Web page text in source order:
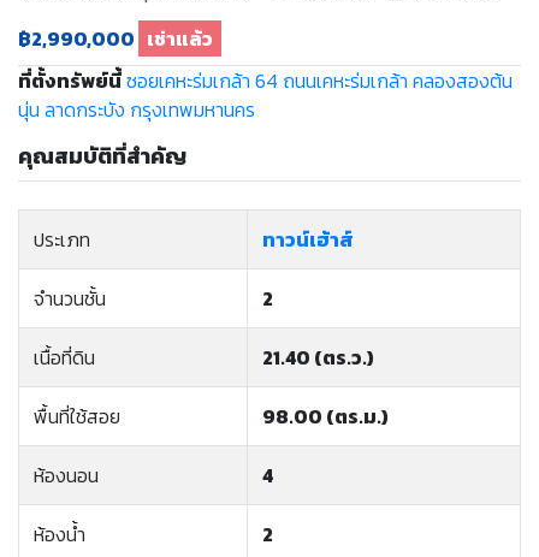
฿2,990,000 เช่าแล้ว
ที่ตั้งทรัพย์นี้ซอยเคหะร่มเกล้า 64 ถนนเคหะร่มเกล้า คลองสองต้น
นุ่น ลาดกระบัง กรุงเทพมหานคร
คุณสมบัติที่สำคัญ
ประเภท ทาวน์เฮ้าส์
จำนวนชั้น 2
เนื้อที่ดิน 21.40 (ตร.ว.)
พื้นที่ใช้สอย 98.00 (ตร.ม.)
ห้องนอน 4
ห้องน้ำ 2